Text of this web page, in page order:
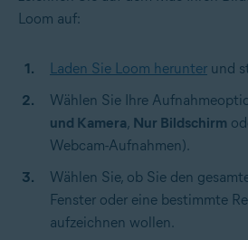
Loom auf:
Laden Sie Loom herunter und
Wählen Sie Ihre
und Kamera, Nur Bildschirm
Webcam-Aufnahmen).
Wählen Sie, ob Sie den
Fenster oder eine bestimmte
aufzeichnen wollen.